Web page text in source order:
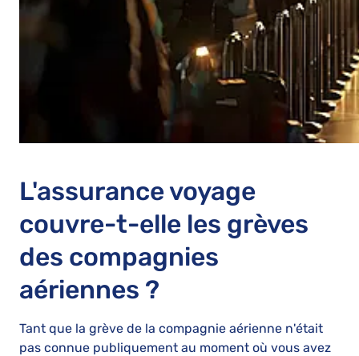
L'assurance voyage
couvre-t-elle les grèves
des compagnies
aériennes ?
Tant que la grève de la compagnie aérienne n'était
pas connue publiquement au moment où vous avez